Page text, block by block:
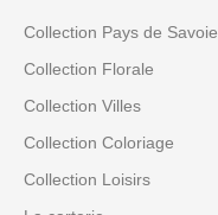
Collection Pays de Savoie
Collection Florale
Collection Villes
Collection Coloriage
Collection Loisirs